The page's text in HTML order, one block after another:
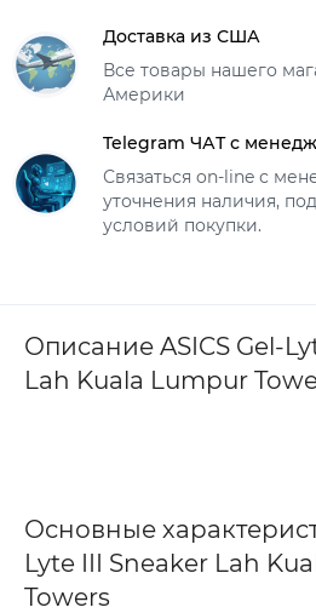
Доставка из США
Все товары нашего
Америки
Telegram ЧАТ с
Связаться on-line с
уточнения наличия,
условий покупки.
Описание ASICS Gel-
Lah Kuala Lumpur
Основные
Lyte III Sneaker Lah
Towers